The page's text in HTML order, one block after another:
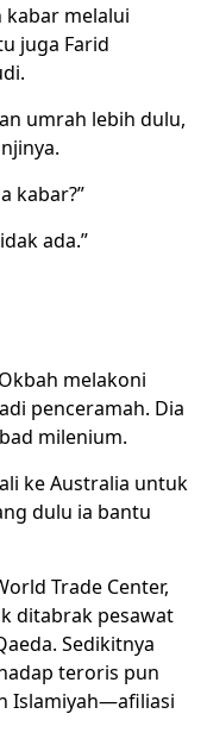
kabar melalui
juga Farid
umrah lebih dulu,
kabar?”
ada.”
melakoni
penceramah. Dia
milenium.
ke Australia untuk
dulu ia bantu
Trade Center,
ditabrak pesawat
Sedikitnya
teroris pun
Islamiyah—afiliasi